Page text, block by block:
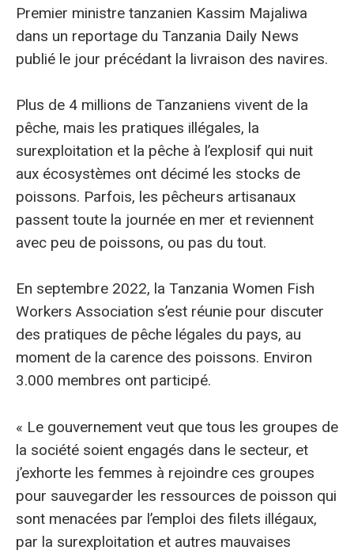
Premier ministre tanzanien Kassim Majaliwa
dans un reportage du Tanzania Daily News
publié le jour précédant la livraison des navires.
Plus de 4 millions de Tanzaniens vivent de la
pêche, mais les pratiques illégales, la
surexploitation et la pêche à l’explosif qui nuit
aux écosystèmes ont décimé les stocks de
poissons. Parfois, les pêcheurs artisanaux
passent toute la journée en mer et reviennent
avec peu de poissons, ou pas du tout.
En septembre 2022, la Tanzania Women Fish
Workers Association s’est réunie pour discuter
des pratiques de pêche légales du pays, au
moment de la carence des poissons. Environ
3.000 membres ont participé.
« Le gouvernement veut que tous les groupes de
la société soient engagés dans le secteur, et
j’exhorte les femmes à rejoindre ces groupes
pour sauvegarder les ressources de poisson qui
sont menacées par l’emploi des filets illégaux,
par la surexploitation et autres mauvaises